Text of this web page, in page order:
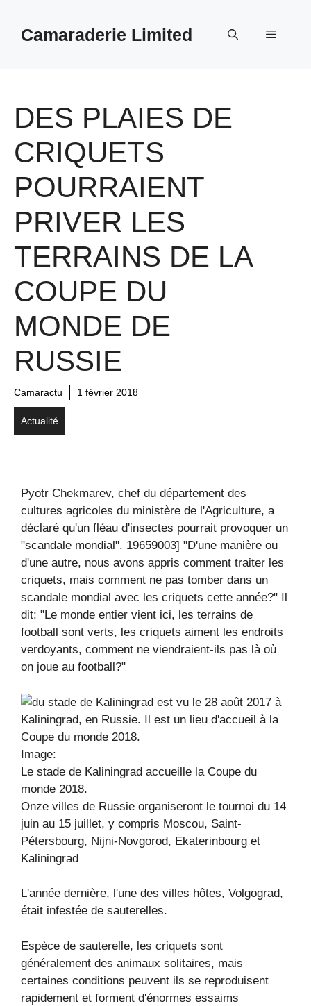
contenuCamaraderie Limited Menu
DES PLAIES DE
CRIQUETS
POURRAIENT
PRIVER LES
TERRAINS DE LA
COUPE DU
MONDE DE
RUSSIE
Camaractu 1 février 2018
Actualité
Pyotr Chekmarev, chef du département des
cultures agricoles du ministère de l'Agriculture, a
déclaré qu'un fléau d'insectes pourrait provoquer un
"scandale mondial". 19659003] "D'une manière ou
d'une autre, nous avons appris comment traiter les
criquets, mais comment ne pas tomber dans un
scandale mondial avec les criquets cette année?" Il
dit: "Le monde entier vient ici, les terrains de
football sont verts, les criquets aiment les endroits
verdoyants, comment ne viendraient-ils pas là où
on joue au football?"
Image:
Le stade de Kaliningrad accueille la Coupe du
monde 2018.
Onze villes de Russie organiseront le tournoi du 14
juin au 15 juillet, y compris Moscou, Saint-
Pétersbourg, Nijni-Novgorod, Ekaterinbourg et
Kaliningrad
L'année dernière, l'une des villes hôtes, Volgograd,
était infestée de sauterelles.
Espèce de sauterelle, les criquets sont
généralement des animaux solitaires, mais
certaines conditions peuvent ils se reproduisent
rapidement et forment d'énormes essaims